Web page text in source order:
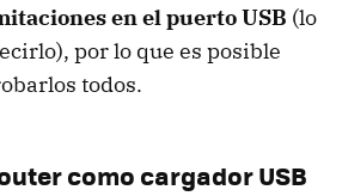
en el puerto USB (lo
por lo que es posible
todos.
como cargador USB